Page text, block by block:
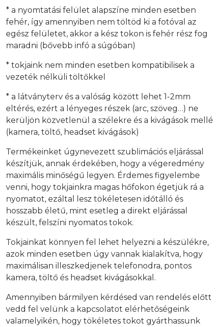
* a nyomtatási felület alapszíne minden esetben
fehér, így amennyiben nem töltöd ki a fotóval az
egész felületet, akkor a kész tokon is fehér rész fog
maradni (bővebb infó a súgóban)
* tokjaink nem minden esetben kompatibilisek a
vezeték nélküli töltőkkel
* a látványterv és a valóság között lehet 1-2mm
eltérés, ezért a lényeges részek (arc, szöveg…) ne
kerüljön közvetlenül a szélekre és a kivágások mellé
(kamera, töltő, headset kivágások)
Termékeinket úgynevezett szublimációs eljárással
készítjük, annak érdekében, hogy a végeredmény
maximális minőségű legyen. Érdemes figyelembe
venni, hogy tokjainkra magas hőfokon égetjük rá a
nyomatot, ezáltal lesz tökéletesen időtálló és
hosszabb életű, mint esetleg a direkt eljárással
készült, felszíni nyomatos tokok.
Tokjainkat könnyen fel lehet helyezni a készülékre,
azok minden esetben úgy vannak kialakítva, hogy
maximálisan illeszkedjenek telefonodra, pontos
kamera, töltő és headset kivágásokkal.
Amennyiben bármilyen kérdésed van rendelés előtt
vedd fel velünk a kapcsolatot elérhetőségeink
valamelyikén, hogy tökéletes tokot gyárthassunk